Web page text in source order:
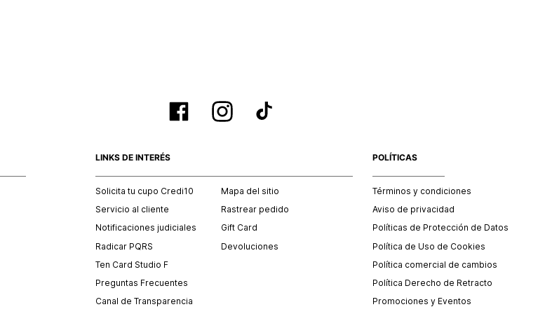
LINKS DE INTERÉS
Solicita tu cupo Credi10
Servicio al cliente
Notificaciones judiciales
Radicar PQRS
Ten Card Studio F
Preguntas Frecuentes
Canal de Transparencia
Mapa del sitio
Rastrear pedido
Gift Card
Devoluciones
POLÍTICAS
Términos y condiciones
Aviso de privacidad
Políticas de Protección de Datos
Política de Uso de Cookies
Política comercial de cambios
Política Derecho de Retracto
Promociones y Eventos